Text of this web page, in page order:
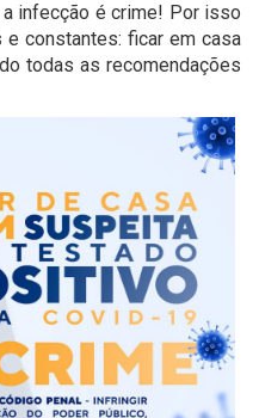
infecção é crime! Por isso
constantes: ficar em casa
todas as recomendações